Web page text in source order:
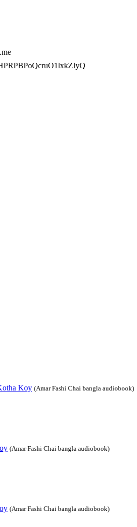
Koy (Amar Fashi Chai bangla audiobook)
(Amar Fashi Chai bangla audiobook)
(Amar Fashi Chai bangla audiobook)